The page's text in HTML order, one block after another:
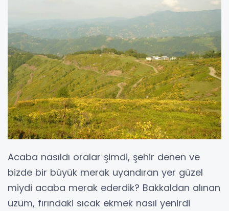
Acaba nasıldı oralar şimdi, şehir denen ve
bizde bir büyük merak uyandıran yer güzel
miydi acaba merak ederdik? Bakkaldan alınan
üzüm, fırındaki sıcak ekmek nasıl yenirdi